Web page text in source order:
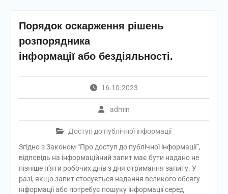
Порядок оскарження рішень
розпорядника
інформації або бездіяльності.
16.10.2023
admin
Доступ до публічної інформації
Згідно з Законом “Про доступ до публічної інформації”,
відповідь на інформаційний запит має бути надано не
пізніше п’яти робочих днів з дня отримання запиту. У
разі, якщо запит стосується надання великого обсягу
інформації або потребує пошуку інформації серед